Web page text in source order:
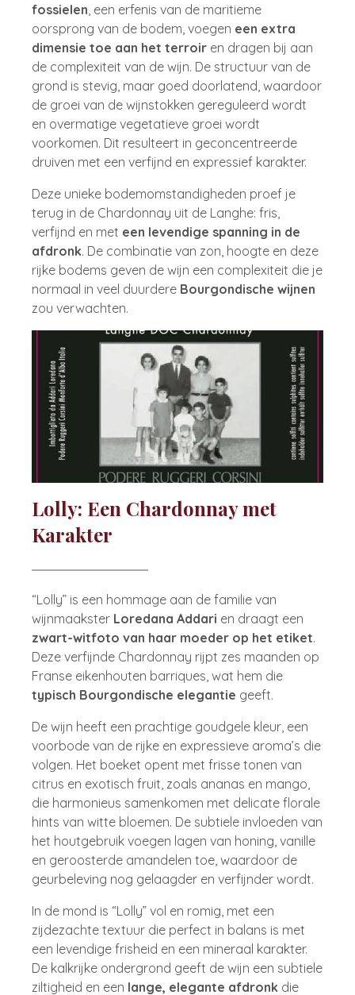
fossielen, een erfenis van de maritieme
oorsprong van de bodem, voegen een extra
dimensie toe aan het terroir en dragen bij aan
de complexiteit van de wijn. De structuur van de
grond is stevig, maar goed doorlatend, waardoor
de groei van de wijnstokken gereguleerd wordt
en overmatige vegetatieve groei wordt
voorkomen. Dit resulteert in geconcentreerde
druiven met een verfijnd en expressief karakter.
Deze unieke bodemomstandigheden proef je
terug in de Chardonnay uit de Langhe: fris,
verfijnd en met een levendige spanning in de
afdronk. De combinatie van zon, hoogte en deze
rijke bodems geven de wijn een complexiteit die je
normaal in veel duurdere Bourgondische wijnen
zou verwachten.
Lolly: Een Chardonnay met
Karakter
“Lolly” is een hommage aan de familie van
wijnmaakster Loredana Addari en draagt een
zwart-witfoto van haar moeder op het etiket.
Deze verfijnde Chardonnay rijpt zes maanden op
Franse eikenhouten barriques, wat hem die
typisch Bourgondische elegantie geeft.
De wijn heeft een prachtige goudgele kleur, een
voorbode van de rijke en expressieve aroma’s die
volgen. Het boeket opent met frisse tonen van
citrus en exotisch fruit, zoals ananas en mango,
die harmonieus samenkomen met delicate florale
hints van witte bloemen. De subtiele invloeden van
het houtgebruik voegen lagen van honing, vanille
en geroosterde amandelen toe, waardoor de
geurbeleving nog gelaagder en verfijnder wordt.
In de mond is “Lolly” vol en romig, met een
zijdezachte textuur die perfect in balans is met
een levendige frisheid en een mineraal karakter.
De kalkrijke ondergrond geeft de wijn een subtiele
ziltigheid en een lange, elegante afdronk die